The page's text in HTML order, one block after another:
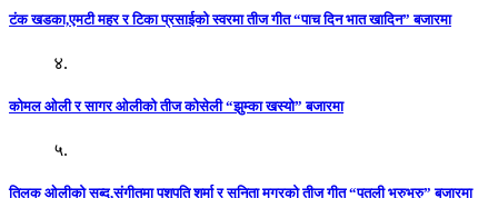
टंक खडका,एमटी महर र टिका प्रसाईको स्वरमा तीज गीत “पाच दिन भात खादिन” बजारमा
४.
कोमल ओली र सागर ओलीको तीज कोसेली “झुम्का खस्यो” बजारमा
५.
तिलक ओलीको सब्द,संगीतमा पशुपति शर्मा र सुनिता मगरको तीज गीत “पुतली भुरुभुरु” बजारमा